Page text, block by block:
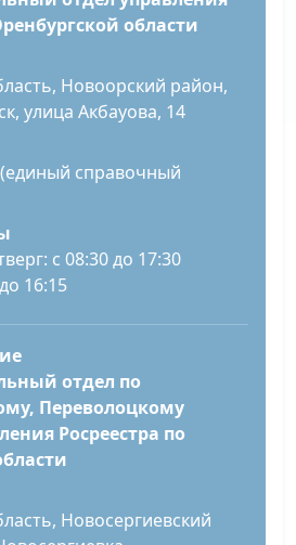
области
Новоорский район,
улица Акбауова, 14
(единый справочный
с 08:30 до 17:30
16:15
отдел по
Переволоцкому
Росреестра по
Новосергиевский